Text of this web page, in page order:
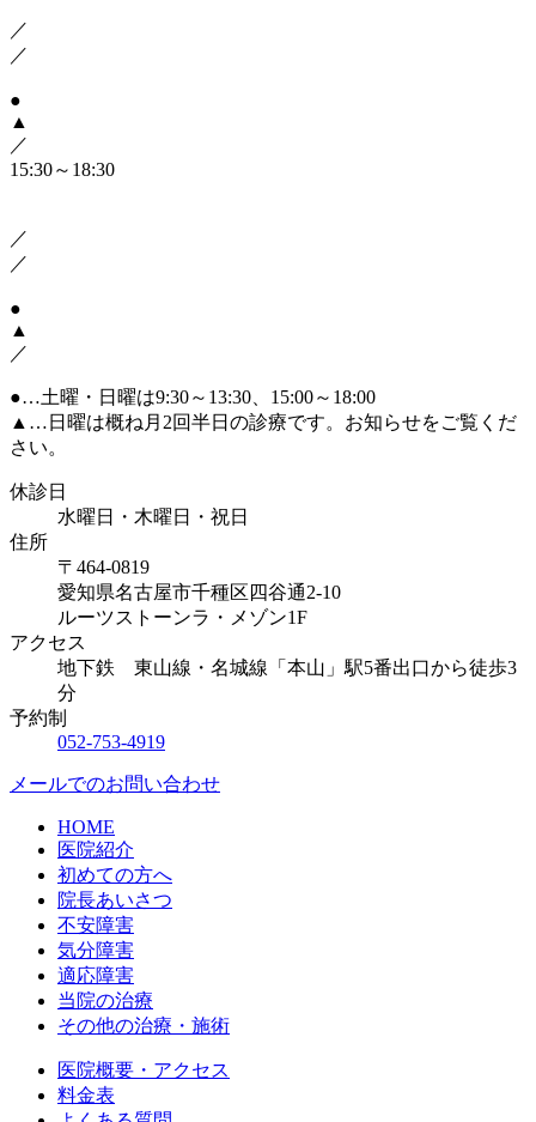
／
／
●
▲
／
15:30～18:30
／
／
●
▲
／
●…土曜・日曜は9:30～13:30、15:00～18:00
▲ …日曜は概ね月2回半日の診療です。お知らせをご覧くだ
さい。
休診日
水曜日・木曜日・祝日
住所
〒464-0819
愛知県名古屋市千種区四谷通2-10
ルーツストーンラ・メゾン1F
アクセス
地下鉄 東山線・名城線「本山」駅5番出口から徒歩3
分
予約制
052-753-4919
メールでのお問い合わせ
HOME
医院紹介
初めての方へ
院長あいさつ
不安障害
気分障害
適応障害
当院の治療
その他の治療・施術
医院概要・アクセス
料金表